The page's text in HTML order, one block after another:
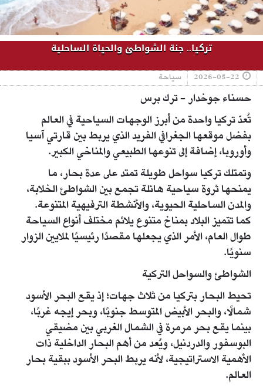
تركيا.. جنة الشواطئ والحياة الساحلية
2026-05-22 سياحة
حسناء جوخدار - ترك برس
تُعدّ تركيا واحدة من أبرز الوجهات السياحية في العالم
بفضل موقعها الجغرافي الفريد الذي يربط بين قارتي آسيا
وأوروبا، إضافة إلى تنوعها الطبيعي والمناخي الكبير.
وتمتلك تركيا سواحل طويلة تمتد على عدة بحار، ما
يمنحها ثروة سياحية هائلة تجمع بين الشواطئ الخلابة،
والمدن الساحلية الحيوية، والأنشطة الترفيهية المتنوعة.
كما تتميز البلاد بمناخ متنوع يلائم مختلف أنواع السياحة
طوال العام، الأمر الذي يجعلها مقصدًا رئيسيًا لملايين الزوار
سنويًا.
الشواطئ والسواحل التركية
تحيط البحار بتركيا من ثلاث جهات؛ إذ يقع البحر الأسود
شمالًا، والبحر الأبيض المتوسط جنوبًا، وبحر إيجه غربًا،
بينما يقع بحر مرمرة في الشمال الغربي بين مضيقي
البوسفور والدردنيل، ويُعد من أهم البحار الداخلية ذات
الأهمية الاستراتيجية، لأنه يربط البحر الأسود ببقية بحار
العالم.